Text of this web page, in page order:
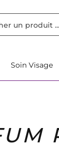
Soin Visage